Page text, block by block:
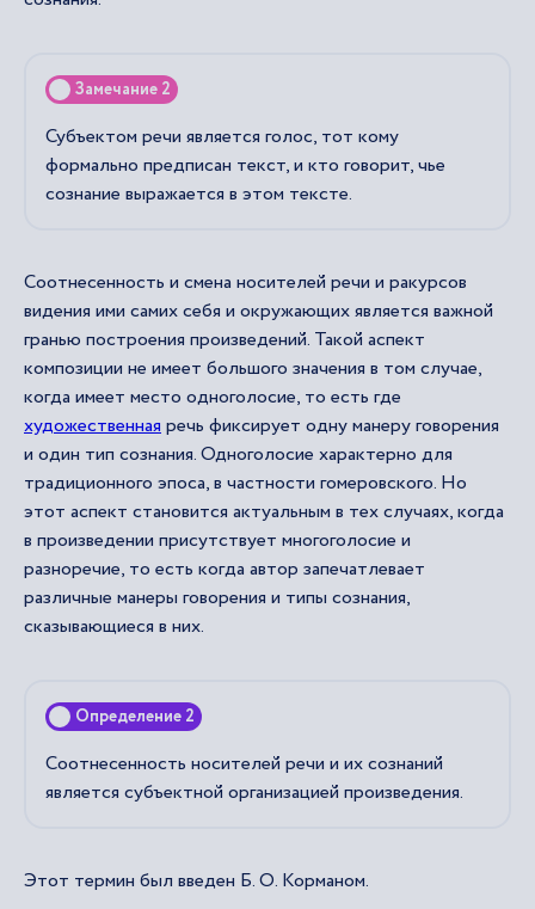
Замечание 2
Субъектом речи является голос, тот кому
формально предписан текст, и кто говорит, чье
сознание выражается в этом тексте.
Соотнесенность и смена носителей речи и ракурсов
видения ими самих себя и окружающих является важной
гранью построения произведений. Такой аспект
композиции не имеет большого значения в том случае,
когда имеет место одноголосие, то есть где
художественнаяречь фиксирует одну манеру говорения
и один тип сознания. Одноголосие характерно для
традиционного эпоса, в частности гомеровского. Но
этот аспект становится актуальным в тех случаях, когда
в произведении присутствует многоголосие и
разноречие, то есть когда автор запечатлевает
различные манеры говорения и типы сознания,
сказывающиеся в них.
Определение 2
Соотнесенность носителей речи и их сознаний
является субъектной организацией произведения.
Этот термин был введен Б. О. Корманом.